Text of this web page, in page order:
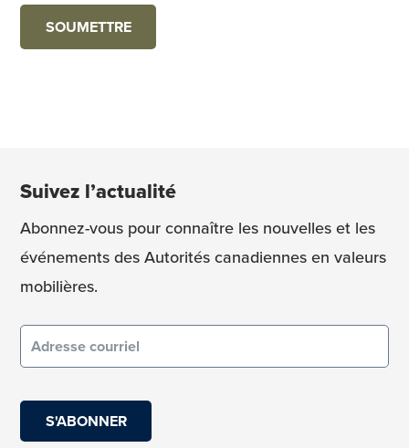
Suivez l’actualité
Abonnez-vous pour connaître les nouvelles et les
événements des Autorités canadiennes en valeurs
mobilières.
Courriel
(obligatoire)